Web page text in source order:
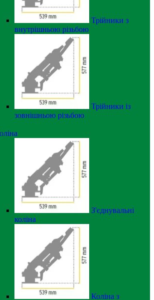
Трійники з
внутрішньою різьбою
Трійники із
зовнішньою різьбою
З'єднувальні
коліна
Коліна з